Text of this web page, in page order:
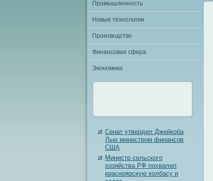
Промышленность
Новые технологии
Производство
Финансовая сфера
Экономика
Сенат утвердил Джейкоба
Лью министром финансов
США
Министр сельского
хозяйства РФ похвалил
красноярскую колбасу и